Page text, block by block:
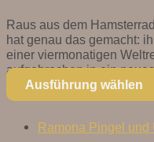
Raus aus dem
hat genau das gemacht:
einer viermonatigen
aufgebrochen in ein
Ausführung wählen
Ramona Pingel und